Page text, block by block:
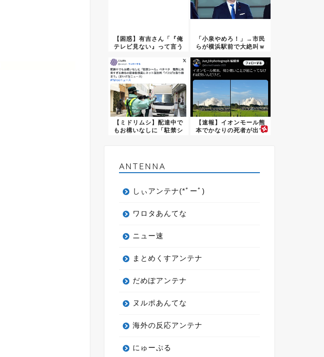
【困惑】有吉さん「『俺
テレビ見ない』って言う
「小泉やめろ！」→市民
らが横浜駅前で大絶叫ｗ
【ミドリムシ】配達中で
もお構いなしに「駐禁シ
【速報】イオンモール熊
本でかなりの死者が出て
ANTENNA
しぃアンテナ(*ﾟーﾟ)
ワロタあんてな
ニュー速
まとめくすアンテナ
だめぽアンテナ
ヌルポあんてな
海外の反応アンテナ
にゅーぷる